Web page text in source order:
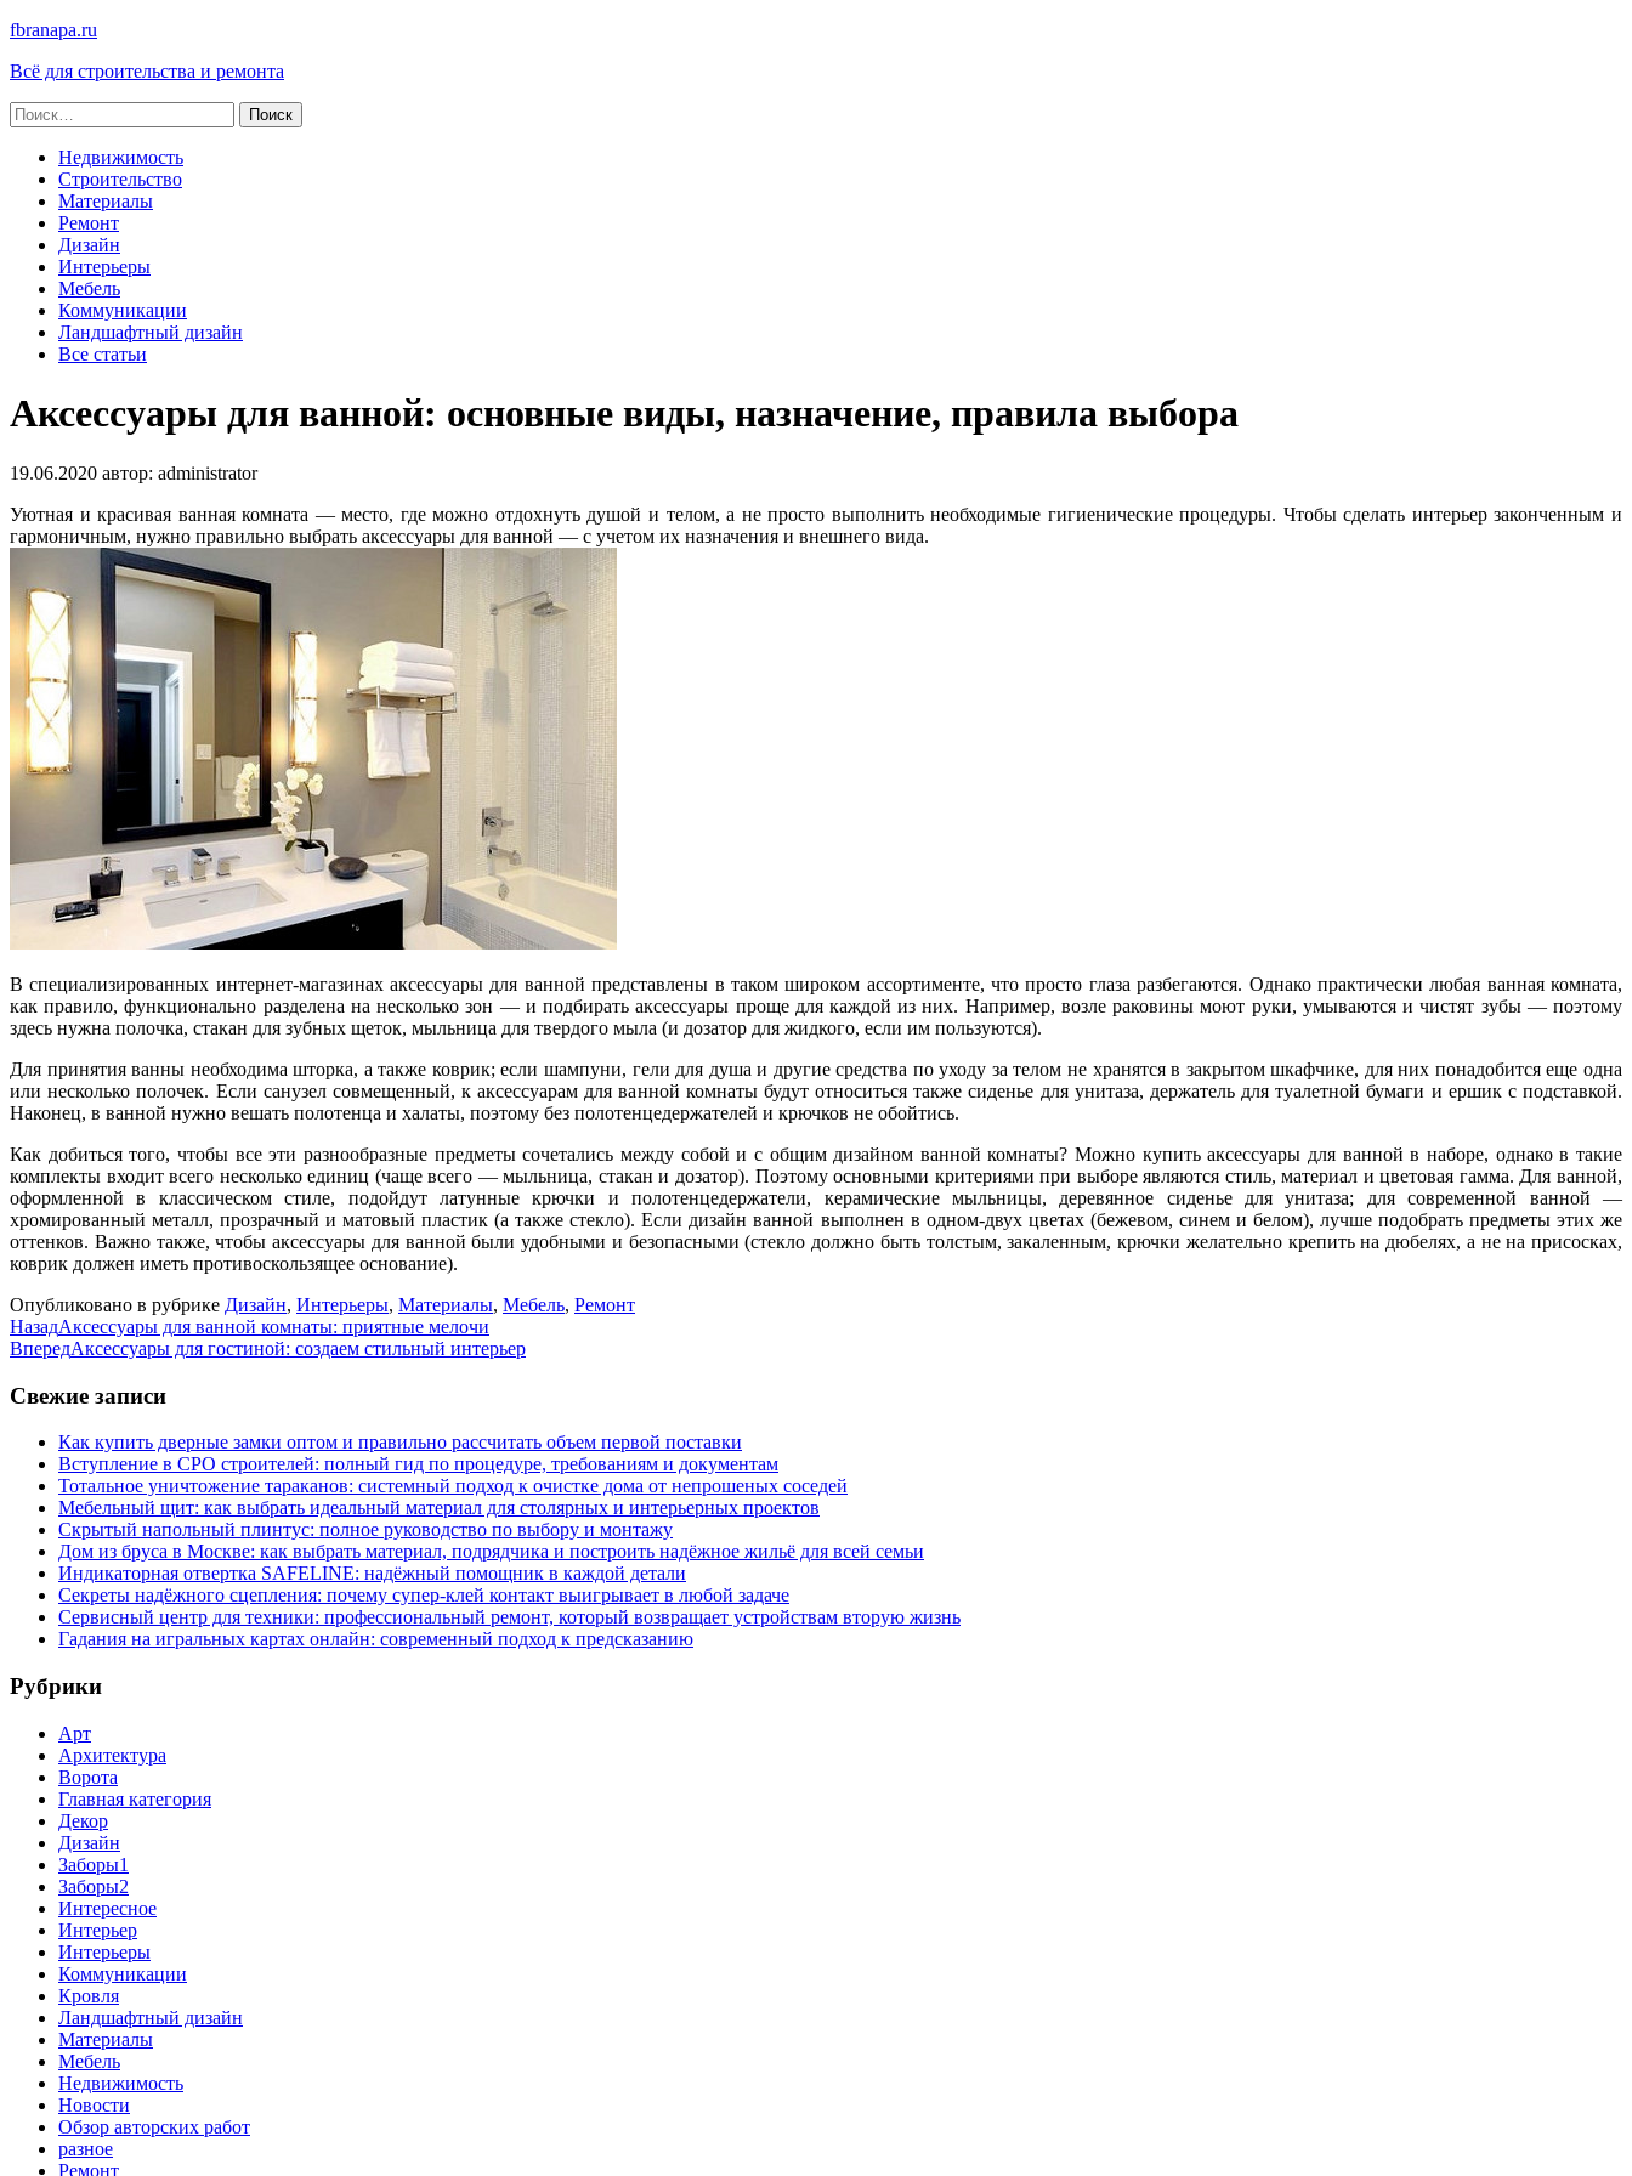
fbranapa.ru
Всё для строительства и ремонта
Найти:
Недвижимость
Строительство
Материалы
Ремонт
Дизайн
Интерьеры
Мебель
Коммуникации
Ландшафтный дизайн
Все статьи
Аксессуары для ванной: основные виды, назначение, правила выбора
19.06.2020 автор: administrator
Уютная и красивая ванная комната — место, где можно отдохнуть душой и телом, а не просто выполнить необходимые гигиенические процедуры. Чтобы сделать интерьер законченным и
гармоничным, нужно правильно выбрать аксессуары для ванной — с учетом их назначения и внешнего вида.
В специализированных интернет-магазинах аксессуары для ванной представлены в таком широком ассортименте, что просто глаза разбегаются. Однако практически любая ванная комната,
как правило, функционально разделена на несколько зон — и подбирать аксессуары проще для каждой из них. Например, возле раковины моют руки, умываются и чистят зубы — поэтому
здесь нужна полочка, стакан для зубных щеток, мыльница для твердого мыла (и дозатор для жидкого, если им пользуются).
Для принятия ванны необходима шторка, а также коврик; если шампуни, гели для душа и другие средства по уходу за телом не хранятся в закрытом шкафчике, для них понадобится еще одна
или несколько полочек. Если санузел совмещенный, к аксессуарам для ванной комнаты будут относиться также сиденье для унитаза, держатель для туалетной бумаги и ершик с подставкой.
Наконец, в ванной нужно вешать полотенца и халаты, поэтому без полотенцедержателей и крючков не обойтись.
Как добиться того, чтобы все эти разнообразные предметы сочетались между собой и с общим дизайном ванной комнаты? Можно купить аксессуары для ванной в наборе, однако в такие
комплекты входит всего несколько единиц (чаще всего — мыльница, стакан и дозатор). Поэтому основными критериями при выборе являются стиль, материал и цветовая гамма. Для ванной,
оформленной в классическом стиле, подойдут латунные крючки и полотенцедержатели, керамические мыльницы, деревянное сиденье для унитаза; для современной ванной —
хромированный металл, прозрачный и матовый пластик (а также стекло). Если дизайн ванной выполнен в одном-двух цветах (бежевом, синем и белом), лучше подобрать предметы этих же
оттенков. Важно также, чтобы аксессуары для ванной были удобными и безопасными (стекло должно быть толстым, закаленным, крючки желательно крепить на дюбелях, а не на присосках,
коврик должен иметь противоскользящее основание).
Опубликовано в рубрике Дизайн, Интерьеры, Материалы, Мебель, Ремонт
НазадАксессуары для ванной комнаты: приятные мелочи
ВпередАксессуары для гостиной: создаем стильный интерьер
Свежие записи
Как купить дверные замки оптом и правильно рассчитать объем первой поставки
Вступление в СРО строителей: полный гид по процедуре, требованиям и документам
Тотальное уничтожение тараканов: системный подход к очистке дома от непрошеных соседей
Мебельный щит: как выбрать идеальный материал для столярных и интерьерных проектов
Скрытый напольный плинтус: полное руководство по выбору и монтажу
Дом из бруса в Москве: как выбрать материал, подрядчика и построить надёжное жильё для всей семьи
Индикаторная отвертка SAFELINE: надёжный помощник в каждой детали
Секреты надёжного сцепления: почему супер‑клей контакт выигрывает в любой задаче
Сервисный центр для техники: профессиональный ремонт, который возвращает устройствам вторую жизнь
Гадания на игральных картах онлайн: современный подход к предсказанию
Рубрики
Арт
Архитектура
Ворота
Главная категория
Декор
Дизайн
Заборы1
Заборы2
Интересное
Интерьер
Интерьеры
Коммуникации
Кровля
Ландшафтный дизайн
Материалы
Мебель
Недвижимость
Новости
Обзор авторских работ
разное
Ремонт